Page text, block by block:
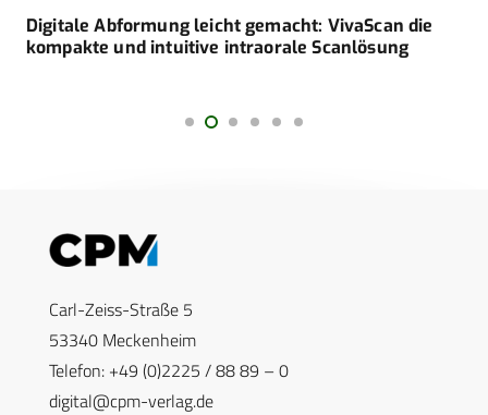
Digitale Abformung leicht gemacht: VivaScan die
kompakte und intuitive intraorale Scanlösung
Carl-Zeiss-Straße 5
53340 Meckenheim
Telefon: +49 (0)2225 / 88 89 – 0
digital@cpm-verlag.de